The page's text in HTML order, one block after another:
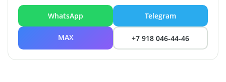
WhatsApp Telegram
MAX +7 918 046-44-46